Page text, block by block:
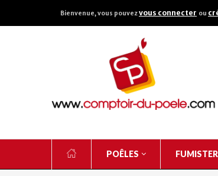
Bienvenue, vous pouvezvous connecter ou
POÊLES